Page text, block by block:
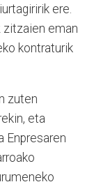
ere.
zitzaien eman
kontraturik
zuten
eta
Enpresaren